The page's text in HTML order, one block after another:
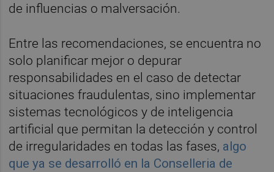
de influencias o malversación.
Entre las recomendaciones, se encuentra no
solo planificar mejor o depurar
responsabilidades en el caso de detectar
situaciones fraudulentas, sino implementar
sistemas tecnológicos y de inteligencia
artificial que permitan la detección y control
de irregularidades en todas las fases, algo
que ya se desarrolló en la Conselleria de